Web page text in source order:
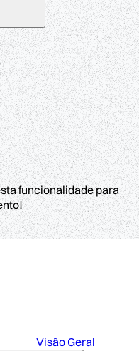
funcionalidade para
Visão Geral